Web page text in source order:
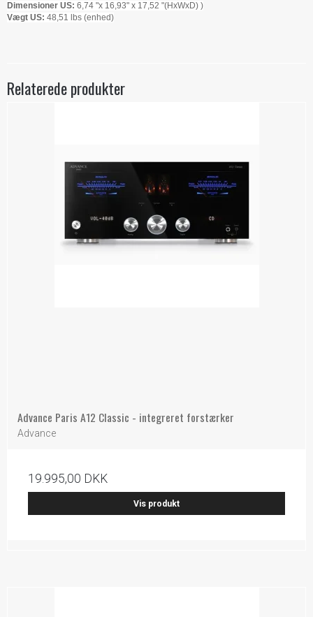
Dimensioner US: 6,74 "x 16,93" x 17,52 "(HxWxD) )
Vægt US: 48,51 lbs (enhed)
Relaterede produkter
Advance Paris A12 Classic - integreret forstærker
Advance
19.995,00 DKK
Vis produkt